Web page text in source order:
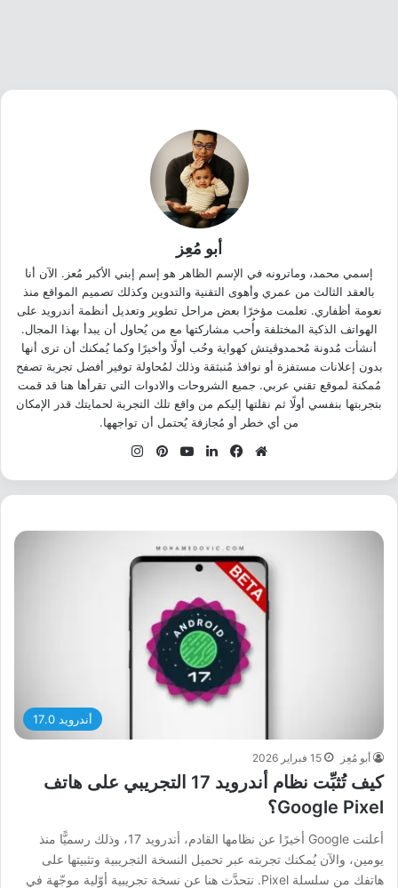
أبو مُعِز
إسمي محمد، وماترونه في الإسم الظاهر هو إسم إبني الأكبر مُعز. الآن أنا
بالعقد الثالث من عمري وأهوى التقنية والتدوين وكذلك تصميم المواقع منذ
نعومة أظفاري. تعلمت مؤخرًا بعض مراحل تطوير وتعديل أنظمة أندرويد على
الهواتف الذكية المختلفة وأُحب مشاركتها مع من يُحاول أن يبدأ بهذا المجال.
أنشأت مُدونة مُحمدوڤيتش كهواية وحُب أولًا وأخيرًا وكما يُمكنك أن ترى أنها
بدون إعلانات مستفزة أو نوافذ مُنبثقة وذلك لمُحاولة توفير أفضل تجربة تصفح
مُمكنة لموقع تقني عربي. جميع الشروحات والادوات التي تقرأها هنا قد قمت
بتجربتها بنفسي أولًا ثم نقلتها إليكم من واقع تلك التجربة لحمايتك قدر الإمكان
من أي خطر أو مُجازفة يُحتمل أن تواجهها.
موقع
فيسبوكلينكدإن‫YouTubeبينتيريست
أندرويد 17.0
أبو مُعِز 15 فبراير 2026
كيف تُثبِّت نظام أندرويد 17 التجريبي على هاتف
Google Pixel؟
أعلنت Google أخيرًا عن نظامها القادم، أندرويد 17، وذلك رسميًّا منذ
يومين، والآن يُمكنك تجربته عبر تحميل النسخة التجريبية وتثبيتها على
هاتفك من سلسلة Pixel. نتحدَّث هنا عن نسخة تجريبية أوّلية موجّهة في